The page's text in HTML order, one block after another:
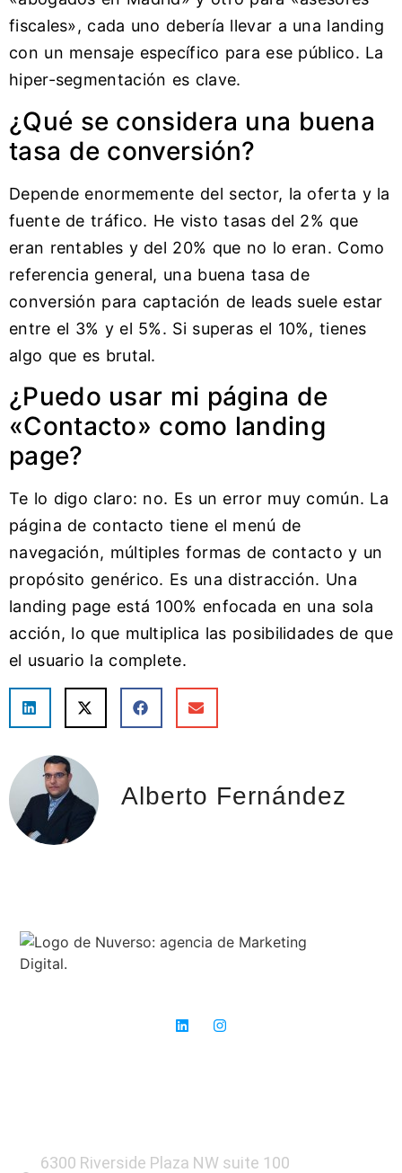
fiscales», cada uno debería llevar a una landing
con un mensaje específico para ese público. La
hiper-segmentación es clave.
¿Qué se considera una buena
tasa de conversión?
Depende enormemente del sector, la oferta y la
fuente de tráfico. He visto tasas del 2% que
eran rentables y del 20% que no lo eran. Como
referencia general, una buena tasa de
conversión para captación de leads suele estar
entre el 3% y el 5%. Si superas el 10%, tienes
algo que es brutal.
¿Puedo usar mi página de
«Contacto» como landing
page?
Te lo digo claro: no. Es un error muy común. La
página de contacto tiene el menú de
navegación, múltiples formas de contacto y un
propósito genérico. Es una distracción. Una
landing page está 100% enfocada en una sola
acción, lo que multiplica las posibilidades de que
el usuario la complete.
Alberto Fernández
6300 Riverside Plaza NW suite 100